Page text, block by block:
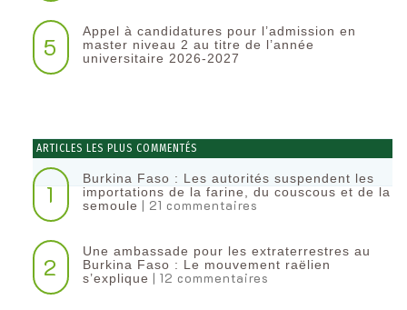
5
Appel à candidatures pour l’admission en
master niveau 2 au titre de l’année
universitaire 2026-2027
ARTICLES LES PLUS COMMENTÉS
1
Burkina Faso : Les autorités suspendent les
importations de la farine, du couscous et de la
semoule | 21 commentaires
2
Une ambassade pour les extraterrestres au
Burkina Faso : Le mouvement raëlien
s’explique | 12 commentaires